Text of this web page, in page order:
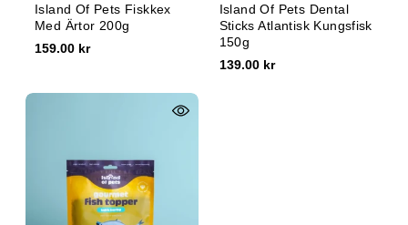
Island Of Pets Fiskkex
Med Ärtor 200g
159.00 kr
Island Of Pets Dental
Sticks Atlantisk Kungsfisk
150g
139.00 kr